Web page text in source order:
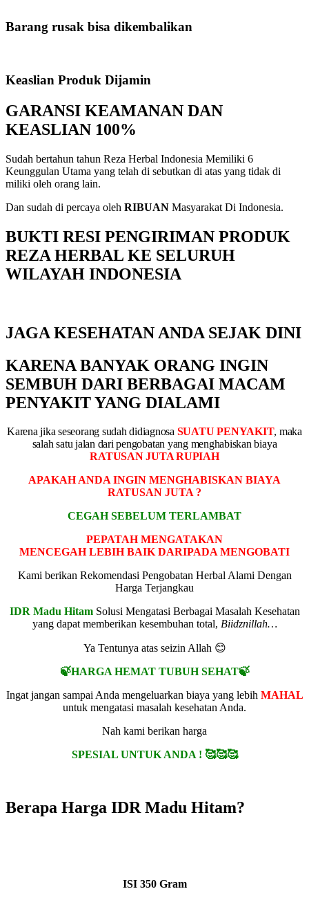
Barang rusak bisa dikembalikan
Keaslian Produk Dijamin
GARANSI KEAMANAN DAN
KEASLIAN 100%
Sudah bertahun tahun Reza Herbal Indonesia Memiliki 6
Keunggulan Utama yang telah di sebutkan di atas yang tidak di
miliki oleh orang lain.
Dan sudah di percaya oleh RIBUAN Masyarakat Di Indonesia.
BUKTI RESI PENGIRIMAN PRODUK
REZA HERBAL KE SELURUH
WILAYAH INDONESIA
JAGA KESEHATAN ANDA SEJAK DINI
KARENA BANYAK ORANG INGIN
SEMBUH DARI BERBAGAI MACAM
PENYAKIT YANG DIALAMI
Karena jika seseorang sudah didiagnosa SUATU PENYAKIT, maka
salah satu jalan dari pengobatan yang menghabiskan biaya
RATUSAN JUTA RUPIAH
APAKAH ANDA INGIN MENGHABISKAN BIAYA
RATUSAN JUTA ?
CEGAH SEBELUM TERLAMBAT
PEPATAH MENGATAKAN
MENCEGAH LEBIH BAIK DARIPADA MENGOBATI
Kami berikan Rekomendasi Pengobatan Herbal Alami Dengan
Harga Terjangkau
IDR Madu HitamSolusi Mengatasi Berbagai Masalah Kesehatan
yang dapat memberikan kesembuhan total, Biidznillah…
Ya Tentunya atas seizin Allah 😊
🍃HARGA HEMAT TUBUH SEHAT🍃
Ingat jangan sampai Anda mengeluarkan biaya yang lebih MAHAL
untuk mengatasi masalah kesehatan Anda.
Nah kami berikan harga
SPESIAL UNTUK ANDA ! 🥰🥰🥰
Berapa Harga IDR Madu Hitam?
ISI350 Gram